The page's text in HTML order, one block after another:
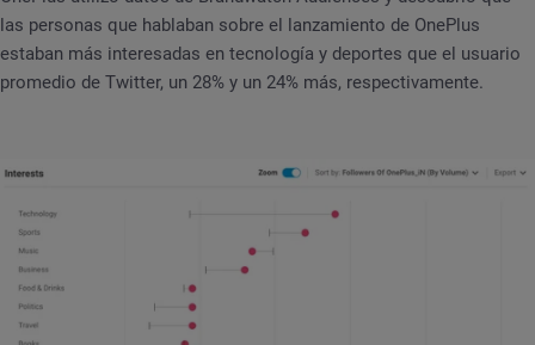
las personas que hablaban sobre el lanzamiento de OnePlus
estaban más interesadas en tecnología y deportes que el usuario
promedio de Twitter, un 28% y un 24% más, respectivamente.